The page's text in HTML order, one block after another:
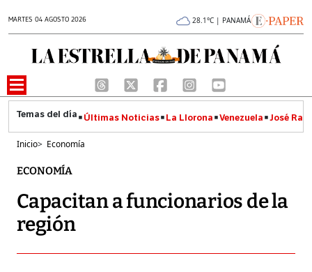
MARTES 04 AGOSTO 2026 28.1°C | PANAMÁ
Últimas Noticias La Llorona Venezuela José
Inicio> Economía
ECONOMÍA
Capacitan a funcionarios de la
región